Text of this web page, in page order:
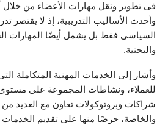
فى تطوير وثقل مهارات الأعضاء من خلال
وأحدث الأساليب التدريبية، إذ لا يقتصر
السياسى فقط بل يشمل أيضًا المهارات
والبحثية.
وأشار إلى الخدمات المهنية المتكاملة
للعملاء، ونشاطات المجموعة على
شراكات وبروتوكولات تعاون مع العديد
والخاصة، حرصًا منها على تقديم الخدمات